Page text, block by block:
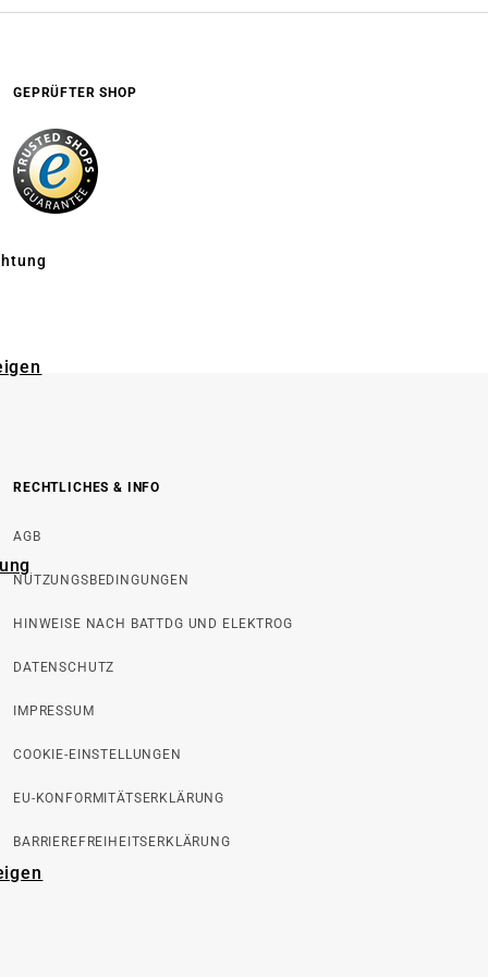
GEPRÜFTER SHOP
RECHTLICHES & INFO
AGB
NUTZUNGSBEDINGUNGEN
HINWEISE NACH BATTDG UND ELEKTROG
DATENSCHUTZ
IMPRESSUM
COOKIE-EINSTELLUNGEN
EU-KONFORMITÄTSERKLÄRUNG
BARRIEREFREIHEITSERKLÄRUNG